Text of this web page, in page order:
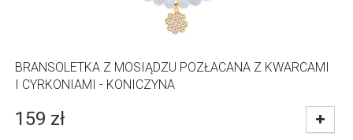
BRANSOLETKA Z MOSIĄDZU POZŁACANA Z KWARCAMI
I CYRKONIAMI - KONICZYNA
159 zł